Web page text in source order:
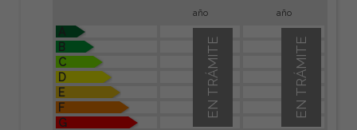
año año
A
B
C
D
E
F
G
EN TRÁMITE
EN TRÁMITE